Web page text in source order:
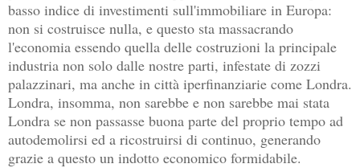
basso indice di investimenti sull'immobiliare in Europa:
non si costruisce nulla, e questo sta massacrando
l'economia essendo quella delle costruzioni la principale
industria non solo dalle nostre parti, infestate di zozzi
palazzinari, ma anche in città iperfinanziarie come Londra.
Londra, insomma, non sarebbe e non sarebbe mai stata
Londra se non passasse buona parte del proprio tempo ad
autodemolirsi ed a ricostruirsi di continuo, generando
grazie a questo un indotto economico formidabile.